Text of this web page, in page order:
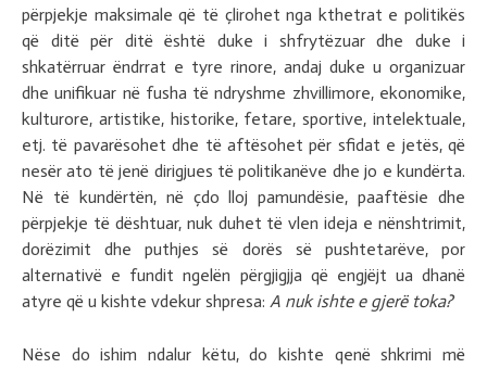
përpjekje maksimale që të çlirohet nga kthetrat e politikës
që ditë për ditë është duke i shfrytëzuar dhe duke i
shkatërruar ëndrrat e tyre rinore, andaj duke u organizuar
dhe unifikuar në fusha të ndryshme zhvillimore, ekonomike,
kulturore, artistike, historike, fetare, sportive, intelektuale,
etj. të pavarësohet dhe të aftësohet për sfidat e jetës, që
nesër ato të jenë dirigjues të politikanëve dhe jo e kundërta.
Në të kundërtën, në çdo lloj pamundësie, paaftësie dhe
përpjekje të dështuar, nuk duhet të vlen ideja e nënshtrimit,
dorëzimit dhe puthjes së dorës së pushtetarëve, por
alternativë e fundit ngelën përgjigjja që engjëjt ua dhanë
atyre që u kishte vdekur shpresa: A nuk ishte e gjerë toka?
Nëse do ishim ndalur këtu, do kishte qenë shkrimi më